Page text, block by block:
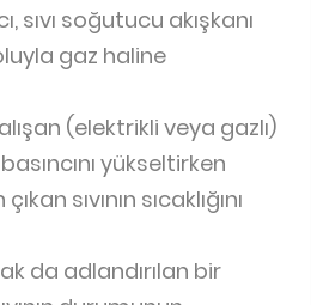
sıvı soğutucu akışkanı
gaz haline
(elektrikli veya gazlı)
yükseltirken
sıvının sıcaklığını
da adlandırılan bir